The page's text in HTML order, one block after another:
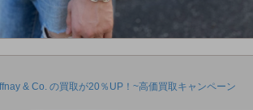
& Co. の買取が20％UP！~高価買取キャンペーン